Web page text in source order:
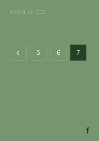
13 Μαΐου 2021
5 6 7